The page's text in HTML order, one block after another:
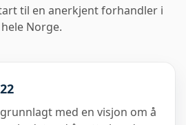
til en anerkjent forhandler i
hele Norge.
med en visjon om å